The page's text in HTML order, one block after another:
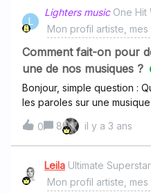
L
Lighters music One Hit
Mon profil artiste,
Comment fait-on pour
une de nos musiques ?
Bonjour, simple question :
les paroles sur une
(Somewhere - Les Lighters)
0
8 il y a 3 ans
Leila Ultimate Superstar
Mon profil artiste,